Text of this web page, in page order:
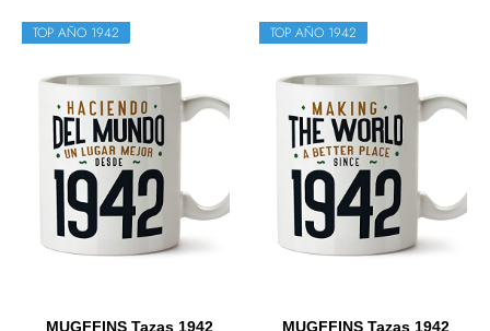
TOP AÑO 1942
MUGFFINS Tazas 1942
TOP AÑO 1942
MUGFFINS Tazas 1942